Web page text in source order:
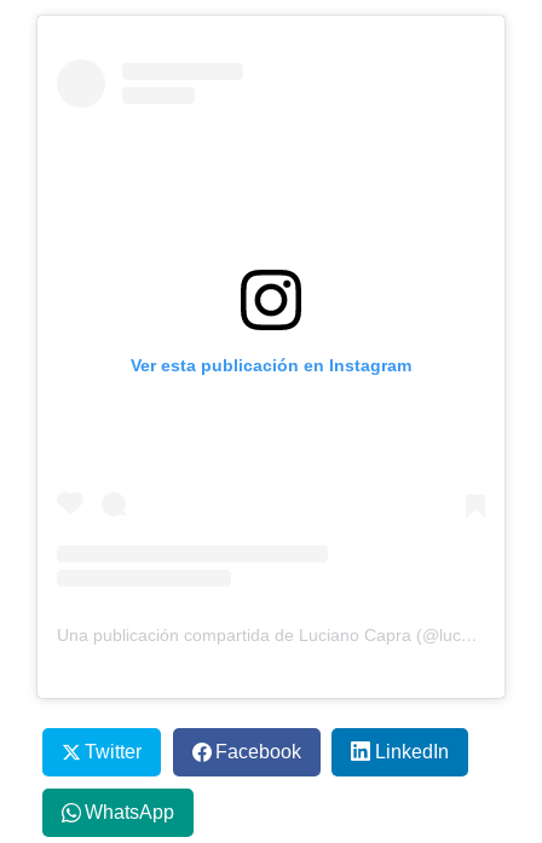
Ver esta publicación en Instagram
Una publicación compartida de Luciano Capra (@lucho.capra)
Twitter Facebook LinkedIn
WhatsApp